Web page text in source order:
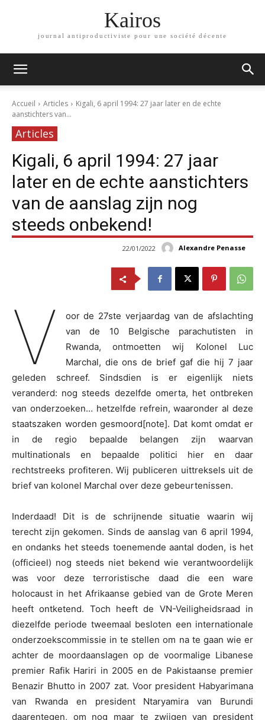
Kairos
journal antiproductiviste pour une société décente
Accueil Articles
Kigali, 6 april 1994: 27 jaar later en de echte
aanstichters van...
Articles
Kigali, 6 april 1994: 27 jaar
later en de echte aanstichters
van de aanslag zijn nog
steeds onbekend!
Alexandre Penasse
22/01/2022
V
oor de 27ste verjaardag van de afslachting
van de 10 Belgische parachutisten in
Rwanda, ontmoetten wij Kolonel Luc
Marchal, die ons de brief gaf die hij 7 jaar
geleden schreef. Sindsdien is er eigenlijk niets
veranderd: nog steeds dezelfde omerta, het ontbreken
van onderzoeken… hetzelfde refrein, waaronder al deze
staatszaken worden gesmoord[note]. Dat komt omdat er
in de regio bepaalde belangen zijn waarvan
multinationals en bepaalde politici hier en daar
rechtstreeks profiteren. Wij publiceren uittreksels uit de
brief van kolonel Marchal over deze gebeurtenissen.
Inderdaad! Dit is de schrijnende situatie waarin wij
terecht zijn gekomen. Sinds de aanslag van 6 april 1994,
en ondanks het steeds toenemende aantal doden, is het
(officieel) nog steeds niet bekend wie verantwoordelijk
was voor deze terroristische daad die een ware
holocaust in het Afrikaanse gebied van de Grote Meren
heeft ontketend. Toch heeft de VN-Veiligheidsraad in
diezelfde periode tweemaal besloten een internationale
onderzoekscommissie in te stellen om na te gaan wie er
achter de moordaanslagen op de voormalige Libanese
premier Rafik Hariri in 2005 en de Pakistaanse premier
Benazir Bhutto in 2007 zat. Voor president Habyarimana
van Rwanda en president Ntaryamira van Burundi
daarentegen, om nog maar te zwijgen van president